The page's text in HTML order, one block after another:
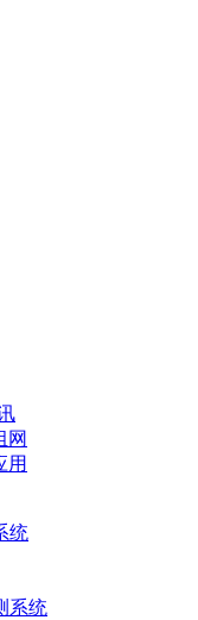
网
用
统
系统